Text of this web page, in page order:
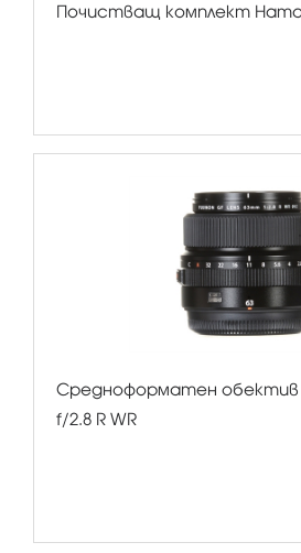
Почистващ комплект Hama
Средноформатен обектив
f/2.8 R WR